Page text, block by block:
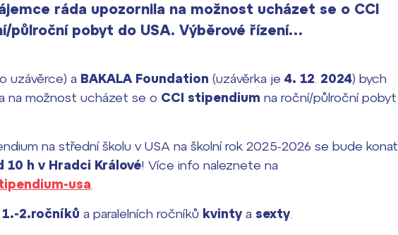
ráda upozornila na možnost ucházet se o CCI
půlroční pobyt do USA. Výběrové řízení…
uzávěrce) a BAKALA Foundation (uzávěrka je 4. 12 2024) bych
na možnost ucházet se o CCI stipendium na roční/půlroční pobyt
na střední školu v USA na školní rok 2025-2026 se bude konat
10 h v Hradci Králové! Více info naleznete na
usa
1.-2.ročníků a paralelních ročníků kvinty a sexty